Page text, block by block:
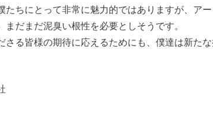
たちにとって非常に魅力的ではありますが、ア
だまだ泥臭い根性を必要としそうです。
さる皆様の期待に応えるためにも、僕達は新た